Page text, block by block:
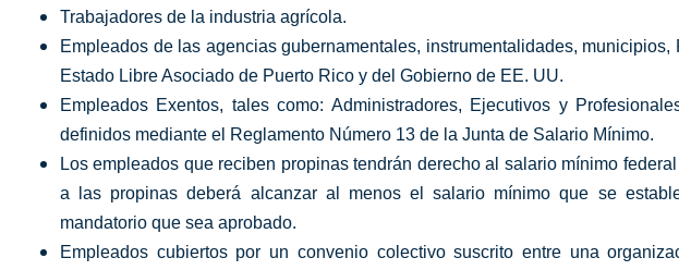
Trabajadores de la industria agrícola.
Empleados de las agencias gubernamentales, instrumentalidades,
Estado Libre Asociado de Puerto Rico y del Gobierno de EE. UU.
Empleados Exentos, tales como: Administradores, Ejecutivos y
definidos mediante el Reglamento Número 13 de la Junta de Salario Mínimo.
Los empleados que reciben propinas tendrán derecho al salario mínimo
a las propinas deberá alcanzar al menos el salario mínimo que se
mandatorio que sea aprobado.
Empleados cubiertos por un convenio colectivo suscrito entre una